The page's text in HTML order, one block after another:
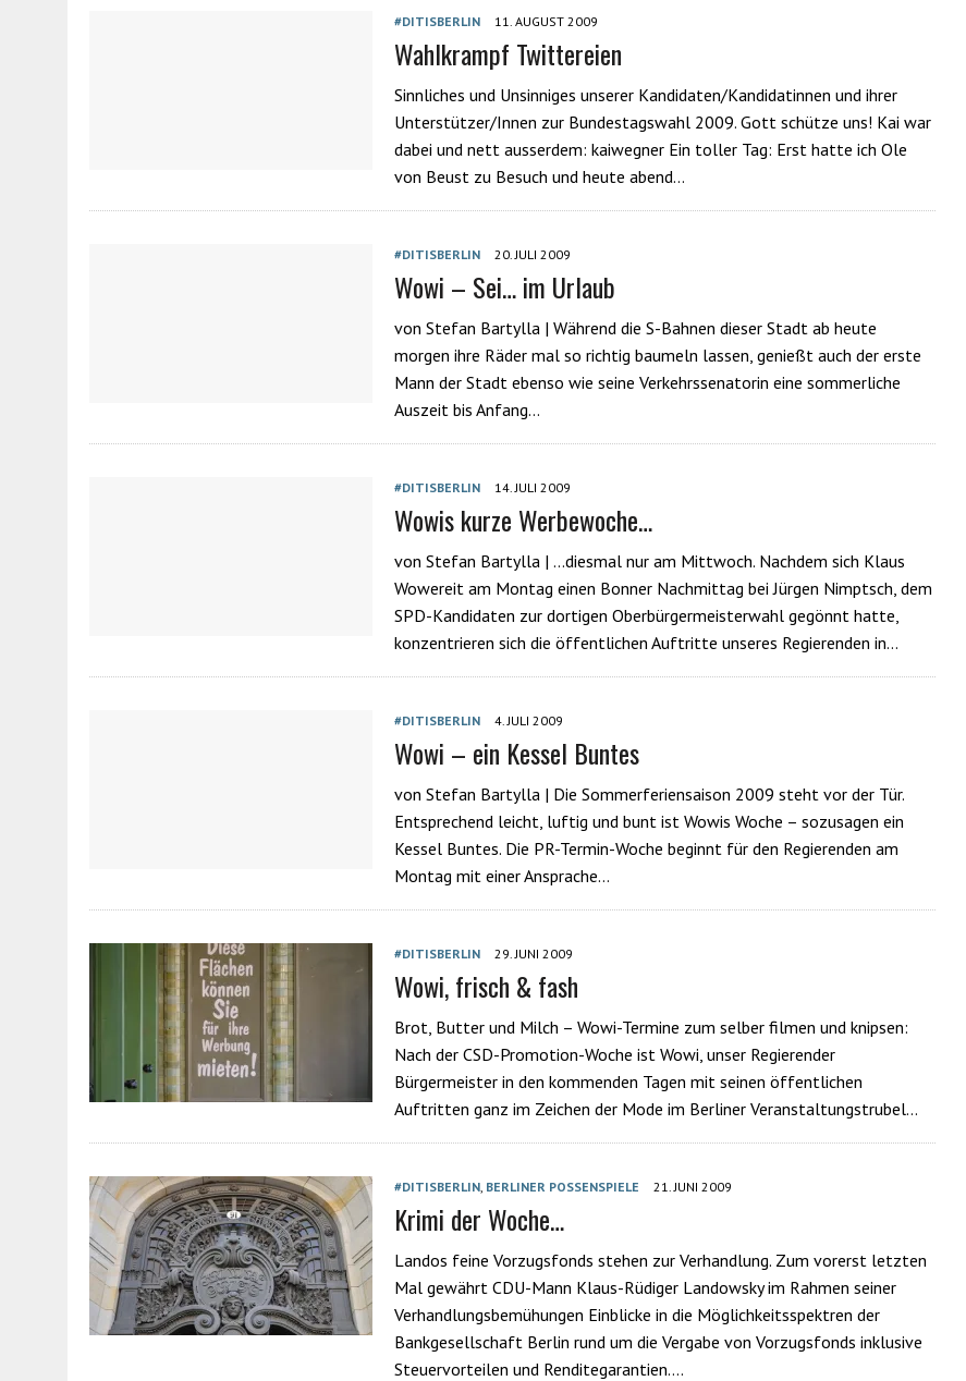
#DITISBERLIN 11. AUGUST 2009
Wahlkrampf Twittereien
Sinnliches und Unsinniges unserer Kandidaten/Kandidatinnen und ihrer
Unterstützer/Innen zur Bundestagswahl 2009. Gott schütze uns! Kai war
dabei und nett ausserdem: kaiwegner Ein toller Tag: Erst hatte ich Ole
von Beust zu Besuch und heute abend…
#DITISBERLIN 20. JULI 2009
Wowi – Sei… im Urlaub
von Stefan Bartylla | Während die S-Bahnen dieser Stadt ab heute
morgen ihre Räder mal so richtig baumeln lassen, genießt auch der erste
Mann der Stadt ebenso wie seine Verkehrssenatorin eine sommerliche
Auszeit bis Anfang…
#DITISBERLIN 14. JULI 2009
Wowis kurze Werbewoche…
von Stefan Bartylla | …diesmal nur am Mittwoch. Nachdem sich Klaus
Wowereit am Montag einen Bonner Nachmittag bei Jürgen Nimptsch, dem
SPD-Kandidaten zur dortigen Oberbürgermeisterwahl gegönnt hatte,
konzentrieren sich die öffentlichen Auftritte unseres Regierenden in…
#DITISBERLIN 4. JULI 2009
Wowi – ein Kessel Buntes
von Stefan Bartylla | Die Sommerferiensaison 2009 steht vor der Tür.
Entsprechend leicht, luftig und bunt ist Wowis Woche – sozusagen ein
Kessel Buntes. Die PR-Termin-Woche beginnt für den Regierenden am
Montag mit einer Ansprache…
#DITISBERLIN 29. JUNI 2009
Wowi, frisch & fash
Brot, Butter und Milch – Wowi-Termine zum selber filmen und knipsen:
Nach der CSD-Promotion-Woche ist Wowi, unser Regierender
Bürgermeister in den kommenden Tagen mit seinen öffentlichen
Auftritten ganz im Zeichen der Mode im Berliner Veranstaltungstrubel…
#DITISBERLIN, BERLINER POSSENSPIELE 21. JUNI 2009
Krimi der Woche…
Landos feine Vorzugsfonds stehen zur Verhandlung. Zum vorerst letzten
Mal gewährt CDU-Mann Klaus-Rüdiger Landowsky im Rahmen seiner
Verhandlungsbemühungen Einblicke in die Möglichkeitsspektren der
Bankgesellschaft Berlin rund um die Vergabe von Vorzugsfonds inklusive
Steuervorteilen und Renditegarantien….